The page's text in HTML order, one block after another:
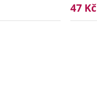
47 Kč